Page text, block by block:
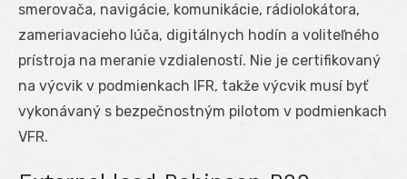
smerovača, navigácie, komunikácie, rádiolokátora,
zameriavacieho lúča, digitálnych hodín a voliteľného
prístroja na meranie vzdialeností. Nie je certifikovaný
na výcvik v podmienkach IFR, takže výcvik musí byť
vykonávaný s bezpečnostným pilotom v podmienkach
VFR.